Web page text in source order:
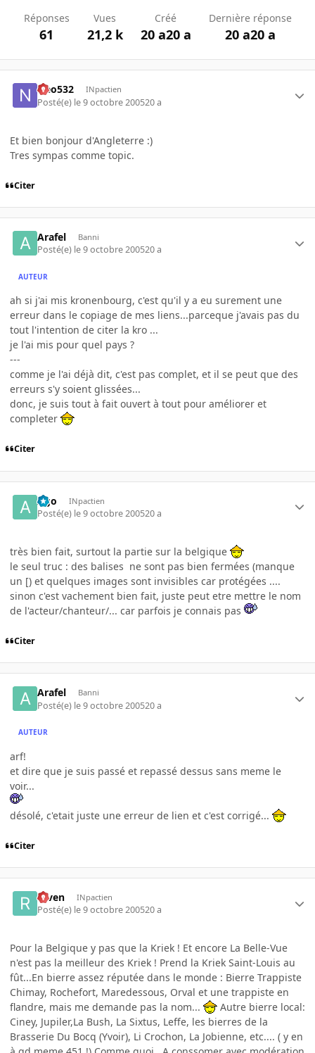
Réponses
61
Vues
21,2 k
Créé
20 a20 a
Dernière réponse
20 a20 a
Neo532 INpactien
Posté(e) le 9 octobre 200520 a
Et bien bonjour d'Angleterre :)
Tres sympas comme topic.
Citer
Arafel Banni
Posté(e) le 9 octobre 200520 a
AUTEUR
ah si j'ai mis kronenbourg, c'est qu'il y a eu surement une
erreur dans le copiage de mes liens...parceque j'avais pas du
tout l'intention de citer la kro ...
je l'ai mis pour quel pays ?
---
comme je l'ai déjà dit, c'est pas complet, et il se peut que des
erreurs s'y soient glissées...
donc, je suis tout à fait ouvert à tout pour améliorer et
completer
Citer
Ago INpactien
Posté(e) le 9 octobre 200520 a
très bien fait, surtout la partie sur la belgique
le seul truc : des balises ne sont pas bien fermées (manque
un [) et quelques images sont invisibles car protégées ....
sinon c'est vachement bien fait, juste peut etre mettre le nom
de l'acteur/chanteur/... car parfois je connais pas
Citer
Arafel Banni
Posté(e) le 9 octobre 200520 a
AUTEUR
arf!
et dire que je suis passé et repassé dessus sans meme le
voir...
désolé, c'etait juste une erreur de lien et c'est corrigé...
Citer
raven INpactien
Posté(e) le 9 octobre 200520 a
Pour la Belgique y pas que la Kriek ! Et encore La Belle-Vue
n'est pas la meilleur des Kriek ! Prend la Kriek Saint-Louis au
fût...En bierre assez réputée dans le monde : Bierre Trappiste
Chimay, Rochefort, Maredessous, Orval et une trappiste en
flandre, mais me demande pas la nom...
Autre bierre local:
Ciney, Jupiler,La Bush, La Sixtus, Leffe, les bierres de la
Brasserie Du Bocq (Yvoir), Li Crochon, La Jobienne, etc.... ( y en